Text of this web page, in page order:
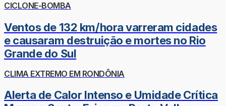
CICLONE-BOMBA
Ventos de 132 km/hora varreram cidades
e causaram destruição e mortes no Rio
Grande do Sul
CLIMA EXTREMO EM RONDÔNIA
Alerta de Calor Intenso e Umidade Crítica